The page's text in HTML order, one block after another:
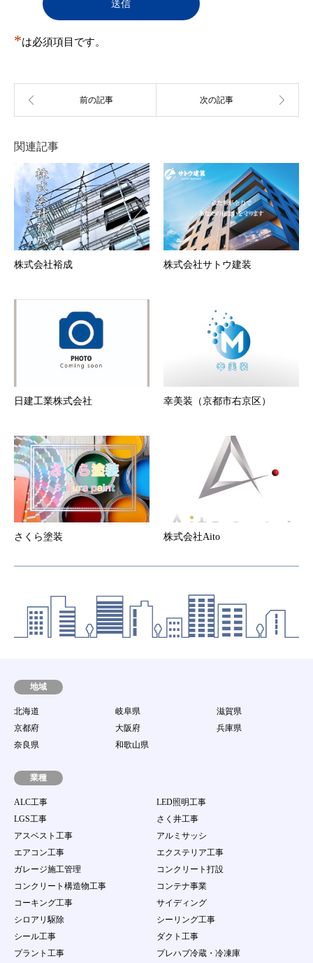
登録申込をした自然人・法人・団体・組織等が
（２）登録申込の際の申告事項に、虚偽の記載、誤
れがあると事務局が判断する場合
（４）
反社会的活動を行う団体もしくはこれらと関連
行った者
（６）
その他事務局が会員とすることを不適当と判断
した場合
第5条 会員情報の変更
１．会員は、登録情報（住所・電話番号等）に変更が
あった場合、速やかに当社所定の方法により、変
更事項を当社に通知しするものとします。
２．前項の届出がなかったことで会員が不利益を被っ
たとしても、当社は一切その責任を負いません。
生じた損害について、事務局はいずれに対しても
一切責任を負いません。
第6条 会員登録の抹消
会員が登録抹消・途中解約する場合は、所定の方
法にて事務局に直ちに届け出ることとします。
３．退会した会員の会員情報、当会社が当該会員の退
第7条 当社からの通知
１．当社は、本サービスのウェブサイト上での掲示や
電子メールの送付、その他当社が適当と判断する
方法により、会員に対し、随時必要な事項を通知
します。また、会員は本サービスウェブサイトに
登録した時点より、当社から電子メールによる通
知を受けることを承諾したものとします。当社か
ェブサイト上で行った場合はウェブサイト上に掲
示した時点で、また電子メールで行った場合は電
子メールを発送した時点より効力を発するものと
します。
（パソコン等の端末機器、ソフトウェア及び通信回
ないとともに、接続環境整備のための助言、サポー
ト行為を行う責任を持たないものとします。
第9条 譲渡禁止
させたり、売買、名義変更、質権の設定その他の担
保に供する等の行為はできないものとします。
第10条 ユーザーID及びパスワードの管理
１．会員は、自己のID及び会員自身で登録するパス
ワードの使用および管理について一切の責任を持
つものとします。
ワードを第三者に利用させたり、貸与、譲渡、名
義変更、売買等をしてはならない。
３．当社のID及びパスワードが他の第三者の使用に
より当該会員が被る損害について、当該会員の故
わないものとする。
４．会員は、会員ID及びパスワードが盗難された
*は必須項目です。
関連記事
株式会社裕成 株式会社サトウ建装
日建工業株式会社 幸美装（京都市右京区）
さくら塗装 株式会社Aito
地域
北海道 岐阜県
滋賀県
京都府
大阪府
兵庫県
奈良県
和歌山県
業種
ALC工事
LED照明工事
LGS工事
さく井工事
アスベスト工事
アルミサッシ
エアコン工事
エクステリア工事
ガレージ施工管理
コンクリート打設
コンクリート構造物工事
コンテナ事業
コーキング工事
サイディング
シロアリ駆除
シーリング工事
シール工事
ダクト工事
プラント工事
プレハブ冷蔵・冷凍庫